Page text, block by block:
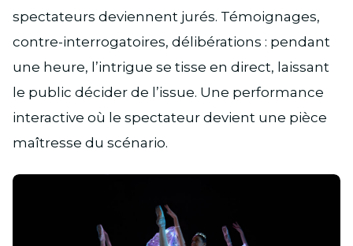
spectateurs deviennent jurés. Témoignages,
contre-interrogatoires, délibérations : pendant
une heure, l’intrigue se tisse en direct, laissant
le public décider de l’issue. Une performance
interactive où le spectateur devient une pièce
maîtresse du scénario.